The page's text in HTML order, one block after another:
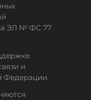
ЭЛ № ФС 77
и
Федерации.